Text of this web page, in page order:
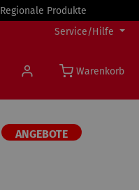
Regionale Produkte
Service/Hilfe
Warenkorb
ANGEBOTE